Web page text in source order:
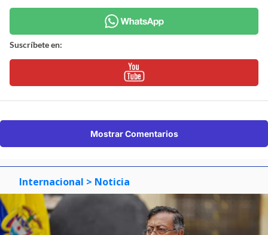
Suscríbete en:
Mostrar Comentarios
Internacional > Noticia